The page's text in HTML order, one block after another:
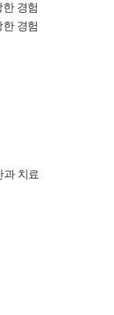
경험
경험
과 치료